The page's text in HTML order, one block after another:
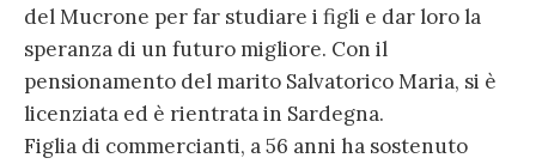
del Mucrone per far studiare i figli e dar loro la
speranza di un futuro migliore. Con il
pensionamento del marito Salvatorico Maria, si è
licenziata ed è rientrata in Sardegna.
Figlia di commercianti, a 56 anni ha sostenuto